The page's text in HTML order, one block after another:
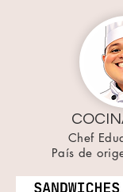
Chef
País de